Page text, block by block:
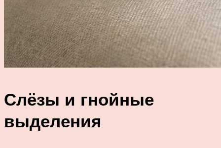
Слёзы и гнойные
выделения